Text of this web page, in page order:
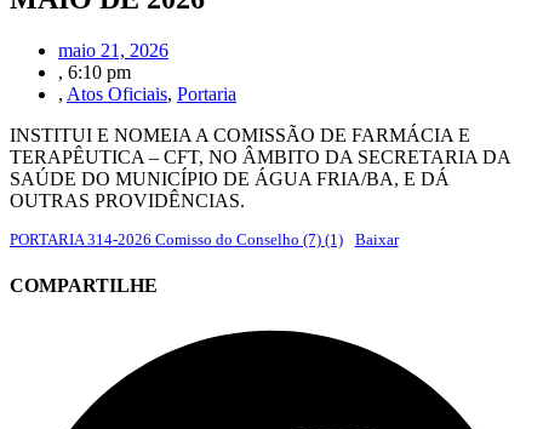
maio 21, 2026
, 6:10 pm
, Atos Oficiais, Portaria
INSTITUI E NOMEIA A COMISSÃO DE FARMÁCIA E
TERAPÊUTICA – CFT, NO ÂMBITO DA SECRETARIA DA
SAÚDE DO MUNICÍPIO DE ÁGUA FRIA/BA, E DÁ
OUTRAS PROVIDÊNCIAS.
PORTARIA 314-2026 Comisso do Conselho (7) (1) Baixar
COMPARTILHE